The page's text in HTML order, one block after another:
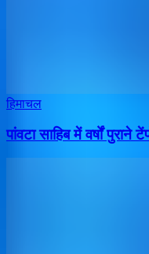
हिमाचल
पांवटा साहिब में वर्षों